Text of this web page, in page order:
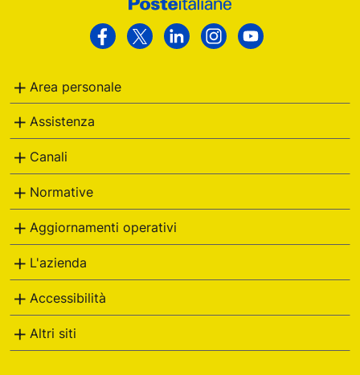
Facebook
Twitter LinkedinInstagram
Area personale
Assistenza
Canali
Normative
Aggiornamenti operativi
L'azienda
Accessibilità
Altri siti